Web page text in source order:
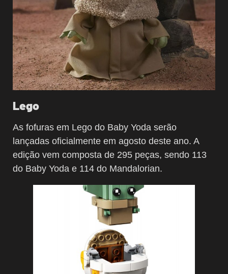
Lego
As fofuras em Lego do Baby Yoda serão
lançadas oficialmente em agosto deste ano. A
edição vem composta de 295 peças, sendo 113
do Baby Yoda e 114 do Mandalorian.